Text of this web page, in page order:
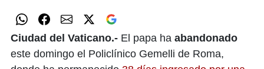
Ciudad del Vaticano.- El papa ha abandonado
este domingo el Policlínico Gemelli de Roma,